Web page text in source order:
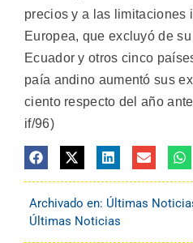
precios y a las limitaciones
Europea, que excluyó de
Ecuador y otros cinco
paía andino aumentó sus
ciento respecto del año
if/96)
Archivado en: Últimas
Últimas Noticias